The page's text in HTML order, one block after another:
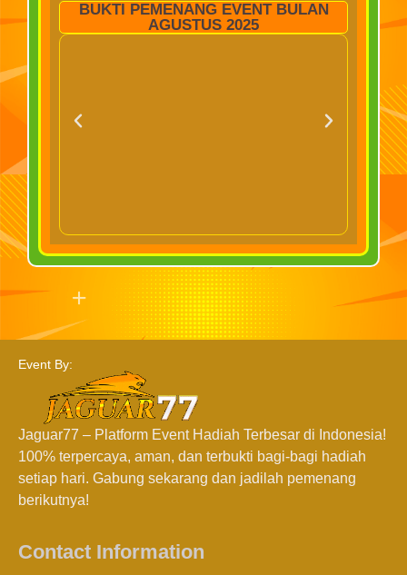
BUKTI PEMENANG EVENT BULAN
AGUSTUS 2025
Event By:
Jaguar77 – Platform Event Hadiah Terbesar di Indonesia!
100% terpercaya, aman, dan terbukti bagi-bagi hadiah
setiap hari. Gabung sekarang dan jadilah pemenang
berikutnya!
Contact Information